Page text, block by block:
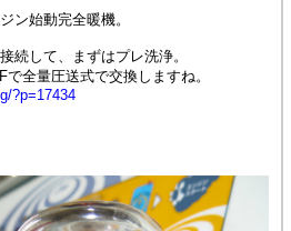
ン始動完全暖機。
続して、まずはプレ洗浄。
全量圧送式で交換しますね。
?p=17434